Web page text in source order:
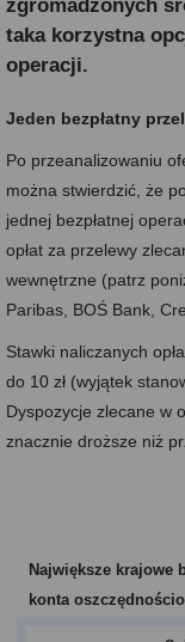
zgromadzonych
taka korzystna
operacji.
Jeden bezpłatny
Po przeanalizowaniu
można stwierdzić, że
jednej bezpłatnej
opłat za przelewy
wewnętrzne (patrz
Paribas, BOŚ Bank,
Stawki naliczanych
do 10 zł (wyjątek
Dyspozycje zlecane w
znacznie droższe niż
Największe krajowe
konta